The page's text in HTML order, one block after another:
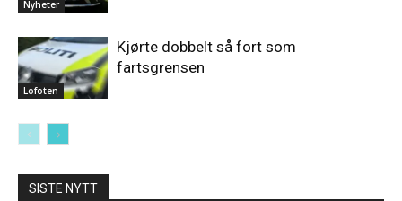
Nyheter
Lofoten
Kjørte dobbelt så fort som
fartsgrensen
SISTE NYTT